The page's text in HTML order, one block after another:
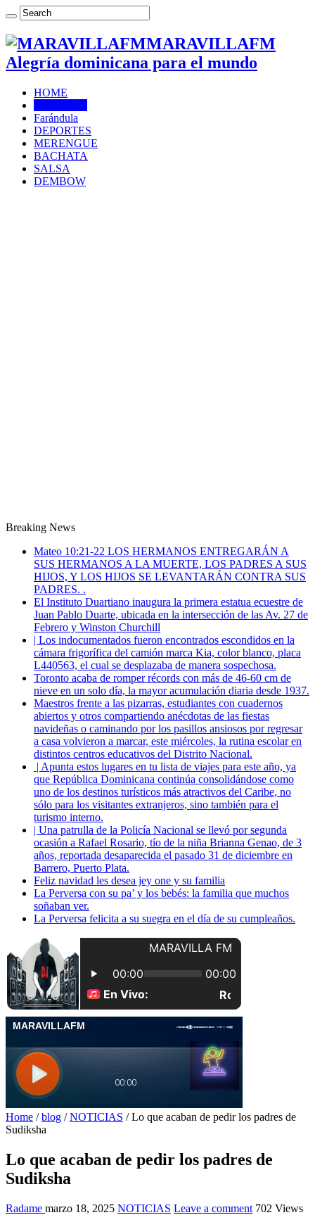
MARAVILLAFM
Alegría dominicana para el mundo
HOME
Farándula
DEPORTES
MERENGUE
BACHATA
SALSA
DEMBOW
Breaking News
Mateo 10:21-22 LOS HERMANOS ENTREGARÁN A
SUS HERMANOS A LA MUERTE, LOS PADRES A SUS
HIJOS, Y LOS HIJOS SE LEVANTARÁN CONTRA SUS
PADRES. .
El Instituto Duartiano inaugura la primera estatua ecuestre de
Juan Pablo Duarte, ubicada en la intersección de las Av. 27 de
Febrero y Winston Churchill
| Los indocumentados fueron encontrados escondidos en la
cámara frigorífica del camión marca Kia, color blanco, placa
L440563, el cual se desplazaba de manera sospechosa.
Toronto acaba de romper récords con más de 46-60 cm de
nieve en un solo día, la mayor acumulación diaria desde 1937.
Maestros frente a las pizarras, estudiantes con cuadernos
abiertos y otros compartiendo anécdotas de las fiestas
navideñas o caminando por los pasillos ansiosos por regresar
a casa volvieron a marcar, este miércoles, la rutina escolar en
distintos centros educativos del Distrito Nacional.
| Apunta estos lugares en tu lista de viajes para este año, ya
que República Dominicana continúa consolidándose como
uno de los destinos turísticos más atractivos del Caribe, no
sólo para los visitantes extranjeros, sino también para el
turismo interno.
| Una patrulla de la Policía Nacional se llevó por segunda
ocasión a Rafael Rosario, tío de la niña Brianna Genao, de 3
años, reportada desaparecida el pasado 31 de diciembre en
Barrero, Puerto Plata.
Feliz navidad les desea jey one y su familia
La Perversa con su pa’ y los bebés: la familia que muchos
soñaban ver.
La Perversa felicita a su suegra en el día de su cumpleaños.
Home / blog / NOTICIAS / Lo que acaban de pedir los padres de
Sudiksha
Lo que acaban de pedir los padres de
Sudiksha
Radame marzo 18, 2025 NOTICIAS Leave a comment 702 Views